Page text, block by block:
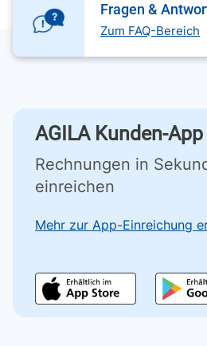
Fragen &
Zum FAQ-Bereich
AGILA Kunden-App
Rechnungen in
einreichen
Mehr zur App-Einreichung